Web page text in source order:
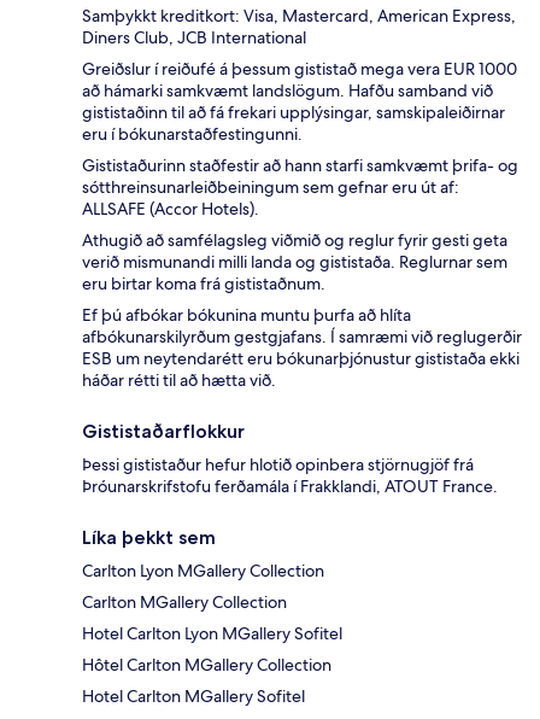
Samþykkt kreditkort: Visa, Mastercard, American Express,
Diners Club, JCB International
Greiðslur í reiðufé á þessum gististað mega vera EUR 1000
að hámarki samkvæmt landslögum. Hafðu samband við
gististaðinn til að fá frekari upplýsingar, samskipaleiðirnar
eru í bókunarstaðfestingunni.
Gististaðurinn staðfestir að hann starfi samkvæmt þrifa- og
sótthreinsunarleiðbeiningum sem gefnar eru út af:
ALLSAFE (Accor Hotels).
Athugið að samfélagsleg viðmið og reglur fyrir gesti geta
verið mismunandi milli landa og gististaða. Reglurnar sem
eru birtar koma frá gististaðnum.
Ef þú afbókar bókunina muntu þurfa að hlíta
afbókunarskilyrðum gestgjafans. Í samræmi við reglugerðir
ESB um neytendarétt eru bókunarþjónustur gististaða ekki
háðar rétti til að hætta við.
Gististaðarflokkur
Þessi gististaður hefur hlotið opinbera stjörnugjöf frá
Þróunarskrifstofu ferðamála í Frakklandi, ATOUT France.
Líka þekkt sem
Carlton Lyon MGallery Collection
Carlton MGallery Collection
Hotel Carlton Lyon MGallery Sofitel
Hôtel Carlton MGallery Collection
Hotel Carlton MGallery Sofitel